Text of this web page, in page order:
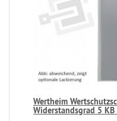
Wertheim
Widerstandsgrad 5